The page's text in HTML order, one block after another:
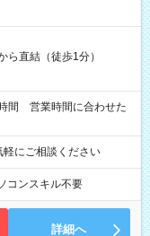
直結（徒歩1分）
にご相談ください
コンスキル不要
詳細へ